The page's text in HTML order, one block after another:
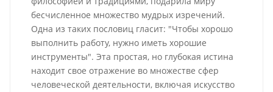
бесчисленное множество мудрых изречений.
Одна из таких пословиц гласит: "Чтобы хорошо
выполнить работу, нужно иметь хорошие
инструменты". Эта простая, но глубокая истина
находит свое отражение во множестве сфер
человеческой деятельности, включая искусство